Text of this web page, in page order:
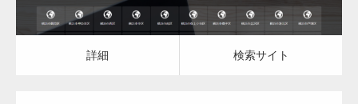
詳細 検索サイト
一般社団法人高齢者支援協会がコミュパ.com
のホームページを…